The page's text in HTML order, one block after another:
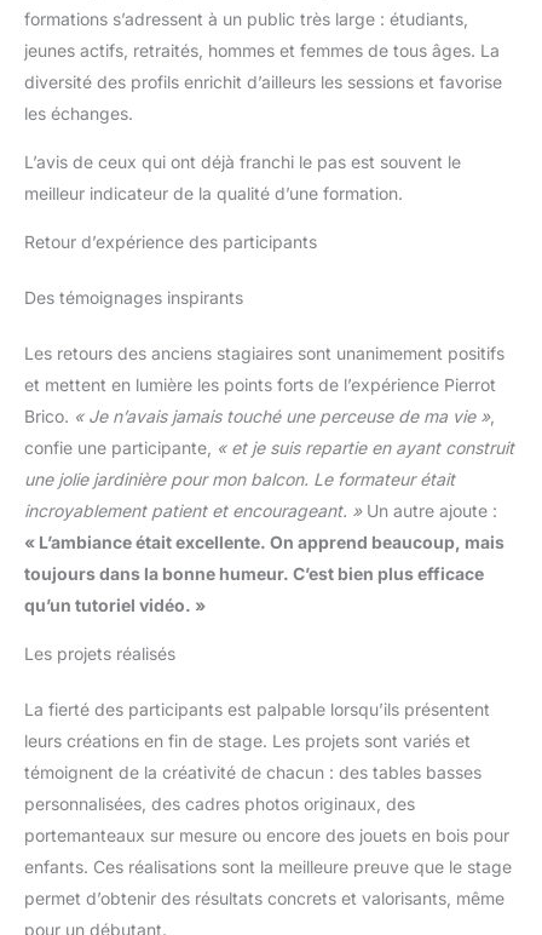
formations s’adressent à un public très large : étudiants,
jeunes actifs, retraités, hommes et femmes de tous âges. La
diversité des profils enrichit d’ailleurs les sessions et favorise
les échanges.
L’avis de ceux qui ont déjà franchi le pas est souvent le
meilleur indicateur de la qualité d’une formation.
Retour d’expérience des participants
Des témoignages inspirants
Les retours des anciens stagiaires sont unanimement positifs
et mettent en lumière les points forts de l’expérience Pierrot
Brico. « Je n’avais jamais touché une perceuse de ma vie »,
confie une participante, « et je suis repartie en ayant construit
une jolie jardinière pour mon balcon. Le formateur était
incroyablement patient et encourageant. »Un autre ajoute :
« L’ambiance était excellente. On apprend beaucoup, mais
toujours dans la bonne humeur. C’est bien plus efficace
qu’un tutoriel vidéo. »
Les projets réalisés
La fierté des participants est palpable lorsqu’ils présentent
leurs créations en fin de stage. Les projets sont variés et
témoignent de la créativité de chacun : des tables basses
personnalisées, des cadres photos originaux, des
portemanteaux sur mesure ou encore des jouets en bois pour
enfants. Ces réalisations sont la meilleure preuve que le stage
permet d’obtenir des résultats concrets et valorisants, même
pour un débutant.